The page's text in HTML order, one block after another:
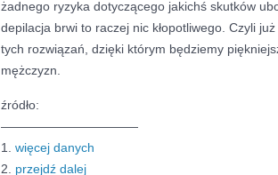
żadnego ryzyka dotyczącego jakichś skutków
depilacja brwi to raczej nic kłopotliwego. Czyli
tych rozwiązań, dzięki którym będziemy
mężczyzn.
źródło:
———————————
1. więcej danych
2. przejdź dalej